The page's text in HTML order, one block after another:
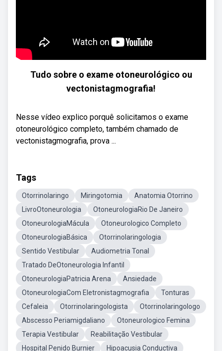
Tudo sobre o exame otoneurológico ou
vectonistagmografia!
Nesse vídeo explico porquê solicitamos o exame
otoneurológico completo, também chamado de
vectonistagmografia, prova ...
Tags
Otorrinolaringo Miringotomia
Anatomia Otorrino
LivroOtoneurologia
OtoneurologiaRio De Janeiro
OtoneurologiaMácula
Otoneurologico Completo
OtoneurologiaBásica
Otorrinolaringologia
Sentido Vestibular
Audiometria Tonal
Tratado DeOtoneurologia Infantil
OtoneurologiaPatricia Arena
Ansiedade
OtoneurologiaCom Eletronistagmografia
Tonturas
Cefaleia
Otorrinolaringologista
Otorrinolaringologo
Abscesso Periamigdaliano
Otoneurologico Femina
Terapia Vestibular
Reabilitação Vestibular
Hospital Penido Burnier
Hipoacusia Conductiva